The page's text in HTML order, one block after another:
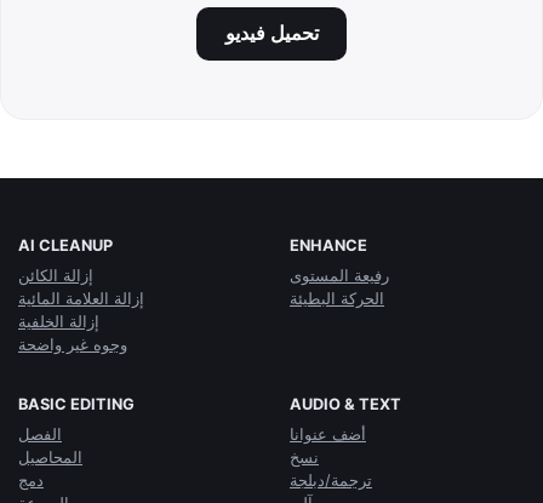
تحميل فيديو
AI CLEANUP
إزالة الكائن
إزالة العلامة المائية
إزالة الخلفية
وجوه غير واضحة
ENHANCE
رفيعة المستوى
الحركة البطيئة
BASIC EDITING
الفصل
المحاصيل
دمج
AUDIO & TEXT
أضف عنوانا
نسخ
ترجمة/دبلجة